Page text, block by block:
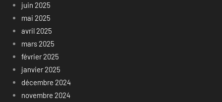
juin 2025
mai 2025
avril 2025
mars 2025
février 2025
janvier 2025
décembre 2024
novembre 2024